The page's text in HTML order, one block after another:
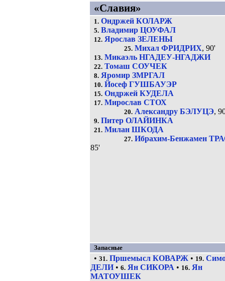
«Славия»
1. Ондржей КОЛАРЖ
5. Владимир ЦОУФАЛ
12. Ярослав ЗЕЛЕНЫ
25. Михал ФРИДРИХ, 90'
13. Микаэль НГАДЕУ-НГАДЖИ
22. Томаш СОУЧЕК
8. Яромир ЗМРГАЛ
10. Йосеф ГУШБАУЭР
15. Ондржей КУДЕЛА
17. Мирослав СТОХ
20. Александру БЭЛУЦЭ,
9. Питер ОЛАЙИНКА
21. Милан ШКОДА
27. Ибрахим-Бенжамен
85'
Запасные
• 31. Пршемысл КОВАРЖ • 19.
ДЕЛИ • 6. Ян СИКОРА • 16. Ян
МАТОУШЕК